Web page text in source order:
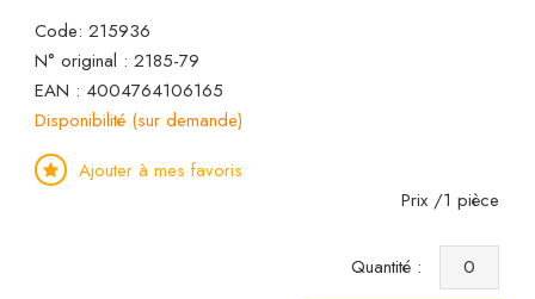
Code: 215936
N° original : 2185-79
EAN : 4004764106165
Disponibilité (sur demande)
Ajouter à mes favoris
Prix /1 pièce
Quantité :